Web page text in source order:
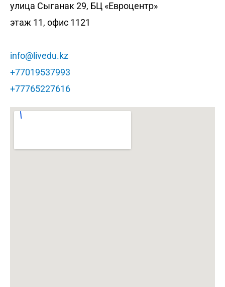
улица Сыганак 29, БЦ «Евроцентр»
этаж 11, офис 1121
info@livedu.kz
+77019537993
+77765227616